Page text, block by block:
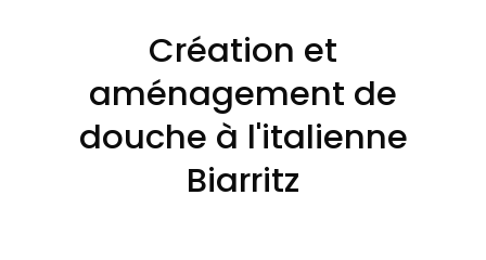
Création et
aménagement de
douche à l'italienne
Biarritz